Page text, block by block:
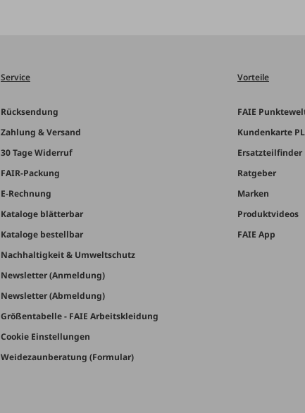
Service
Rücksendung
Zahlung & Versand
30 Tage Widerruf
FAIR-Packung
E-Rechnung
Kataloge blätterbar
Kataloge bestellbar
Nachhaltigkeit & Umweltschutz
Newsletter (Anmeldung)
Newsletter (Abmeldung)
Größentabelle - FAIE Arbeitskleidung
Cookie Einstellungen
Weidezaunberatung (Formular)
Vorteile
FAIE
Kundenkarte
Ersatzteilfinder
Ratgeber
Marken
Produktvideos
FAIE App